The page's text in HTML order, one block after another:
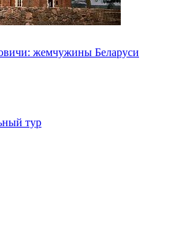
жемчужины Беларуси
тур